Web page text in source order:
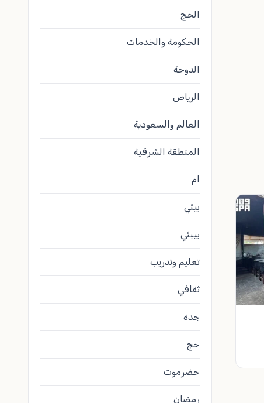
الحج
الحكومة والخدمات
الدوحة
الرياض
العالم والسعودية
المنطقة الشرقية
ام
بيئي
بيبئي
تعليم وتدريب
ثقافي
جدة
حج
حضرموت
رمضان